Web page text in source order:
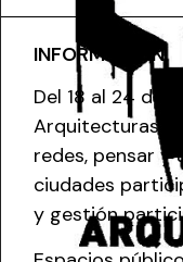
INFORMACIÓN
Del 18 al 24 de
Arquitecturas
redes, pensar
ciudades
y gestión